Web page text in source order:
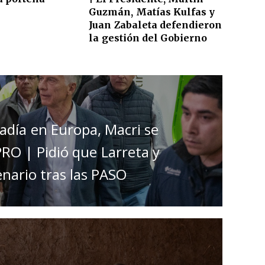
Guzmán, Matías Kulfas y
Juan Zabaleta defendieron
la gestión del Gobierno
en Europa, Macri se
| Pidió que Larreta y
tras las PASO